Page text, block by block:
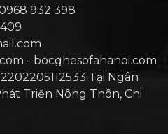
932 398
- bocghesofahanoi.com
2202205112533 Tại Ngân
Triển Nông Thôn, Chi